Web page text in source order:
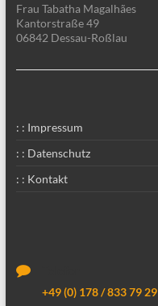
Frau Tabatha Magalhães
Kantorstraße 49
06842 Dessau-Roßlau
: : Impressum
: : Datenschutz
: : Kontakt
+49 (0) 178 / 833 79 29